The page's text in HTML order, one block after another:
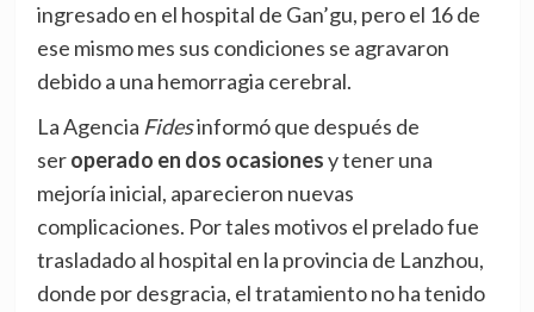
ingresado en el hospital de Gan’gu, pero el 16 de
ese mismo mes sus condiciones se agravaron
debido a una hemorragia cerebral.
La Agencia Fidesinformó que después de
seroperado en dos ocasionesy tener una
mejoría inicial, aparecieron nuevas
complicaciones. Por tales motivos el prelado fue
trasladado al hospital en la provincia de Lanzhou,
donde por desgracia, el tratamiento no ha tenido